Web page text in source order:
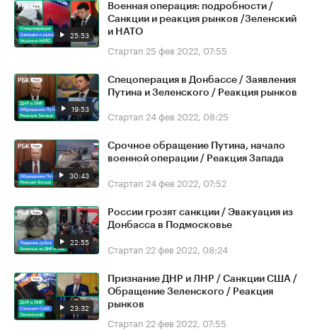
25:53
Военная операция: подробности /
Санкции и реакция рынков /Зеленский
и НАТО
Стартап 25 фев 2022, 07:55
19:53
Спецоперация в Донбассе / Заявления
Путина и Зеленского / Реакция рынков
Стартап 24 фев 2022, 08:25
30:43
Срочное обращение Путина, начало
военной операции / Реакция Запада
Стартап 24 фев 2022, 07:52
22:55
России грозят санкции / Эвакуация из
Донбасса в Подмосковье
Стартап 22 фев 2022, 08:24
23:32
Признание ДНР и ЛНР / Санкции США /
Обращение Зеленского / Реакция
рынков
Стартап 22 фев 2022, 07:55